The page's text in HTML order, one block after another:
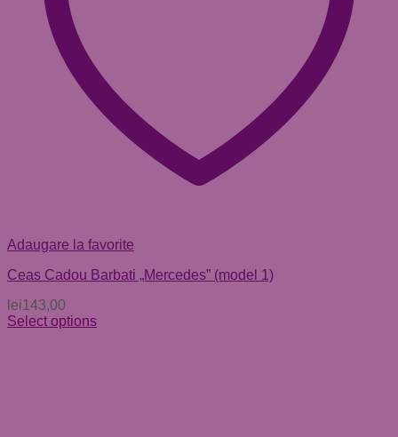
Adaugare la favorite
Ceas Cadou Barbati „Mercedes” (model 1)
lei143,00
Select options